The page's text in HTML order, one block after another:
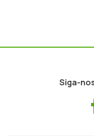
Siga-